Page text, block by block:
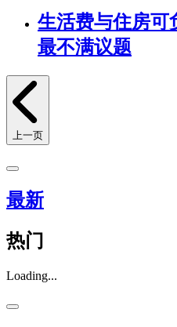
生活费与住房可
最不满议题
上一页
最新
热门
Loading...